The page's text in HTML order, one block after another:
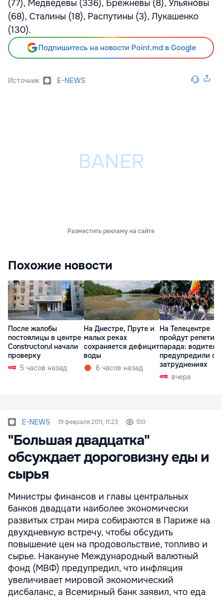
(77), Медведевы (336), Брежневы (8), Ульяновы
(68), Сталины (18), Распутины (3), Лукашенко
(130).
Подпишитесь на новости Point.md в Google
Источник E-NEWS
Разместить рекламу на сайте
Похожие новости
После жалобы
постоялицы в центре
Constructorul начали
проверку
5 часов назад
На Днестре, Пруте и
малых реках
сохраняется дефицит
воды
6 часов назад
На Телецентре
пройдут
парада:
предупредили о
затруднениях
вчера
E-NEWS 19 февраля 2011, 11:23 510
"Большая двадцатка"
обсуждает дороговизну еды и
сырья
Министры финансов и главы центральных
банков двадцати наиболее экономически
развитых стран мира собираются в Париже на
двухдневную встречу, чтобы обсудить
повышение цен на продовольствие, топливо и
сырье. Накануне Международный валютный
фонд (МВФ) предупредил, что инфляция
увеличивает мировой экономический
дисбаланс, а Всемирный банк заявил, что еда